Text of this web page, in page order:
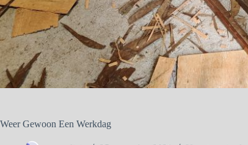
Weer Gewoon Een Werkdag